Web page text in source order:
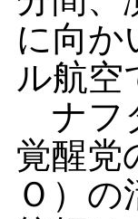
に向か
ル航空
ナフ
覚醒党
Ｏ）